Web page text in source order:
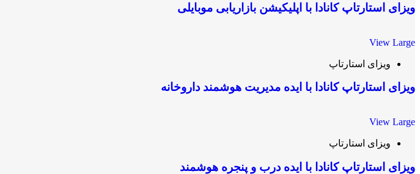
ویزای استارتاپ کانادا با اپلیکیشن بازاریابی موبایلی
View Large
ویزای استارتاپ
ویزای استارتاپ کانادا با ایده مدیریت هوشمند داروخانه
View Large
ویزای استارتاپ
ویزای استارتاپ کانادا با ایده درب و پنجره هوشمند